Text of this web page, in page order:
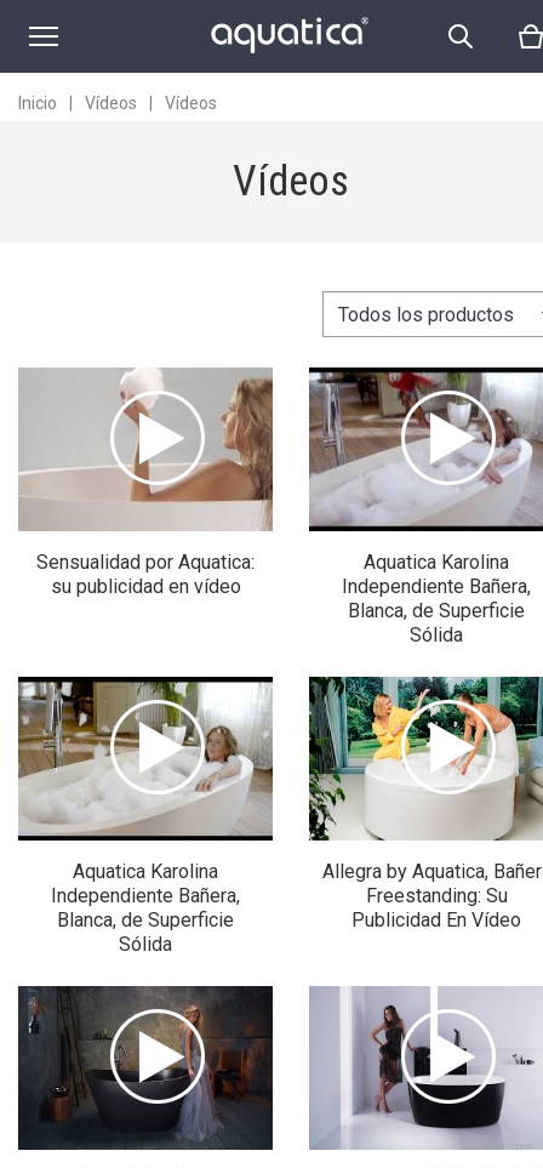
Inicio Vídeos Vídeos
Vídeos
Todos los productos
Sensualidad por Aquatica:
su publicidad en vídeo
Aquatica Karolina
Independiente Bañera,
Blanca, de Superficie
Sólida
Aquatica Karolina
Independiente Bañera,
Blanca, de Superficie
Sólida
Allegra by Aquatica,
Freestanding: Su
Publicidad En Vídeo